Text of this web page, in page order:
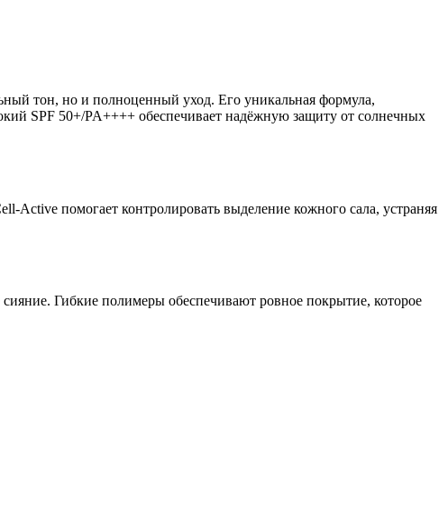
тон, но и полноценный уход. Его уникальная формула,
SPF 50+/PA++++ обеспечивает надёжную защиту от солнечных
помогает контролировать выделение кожного сала, устраняя
Гибкие полимеры обеспечивают ровное покрытие, которое